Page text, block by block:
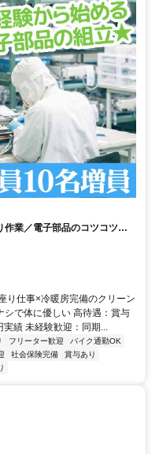
作業／電子部品のコツコツ組
り仕事×冷暖房完備のクリーン
シで体に優しい 高待遇：賞与
績 未経験歓迎：同期...
フリーター歓迎
バイク通勤OK
社会保険完備
賞与あり